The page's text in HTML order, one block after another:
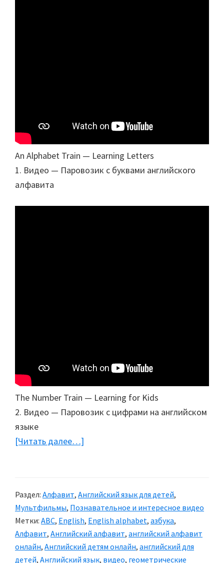
An Alphabet Train — Learning Letters
1. Видео — Паровозик с буквами английского
алфавита
The Number Train — Learning for Kids
2. Видео — Паровозик с цифрами на английском
языке
[Читать далее…]
язык
для
детей
(8
уроков)
Раздел: Алфавит, Английский язык для детей,
Мультфильмы, Познавательное и интересное видео
Метки: ABC, English, English alphabet, азбука,
Алфавит, Английский алфавит, английский алфавит
онлайн, Английский детям онлайн, английский для
детей, Английский язык, видео, геометрические